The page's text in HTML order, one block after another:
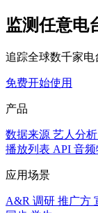
监测任意电
追踪全球数千家电
免费开始使用
产品
数据来源 艺人分析
播放列表 API 音频
应用场景
A&R 调研 推广方